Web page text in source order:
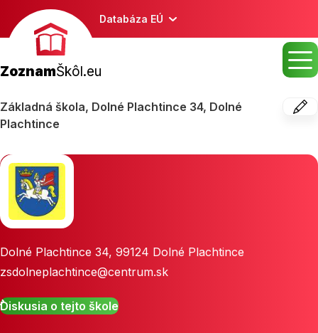
Databáza EÚ
ZoznamŠkôl.eu
Základná škola, Dolné Plachtince 34, Dolné
Plachtince
Dolné Plachtince 34, 99124 Dolné Plachtince
zsdolneplachtince@centrum.sk
Diskusia o tejto škole